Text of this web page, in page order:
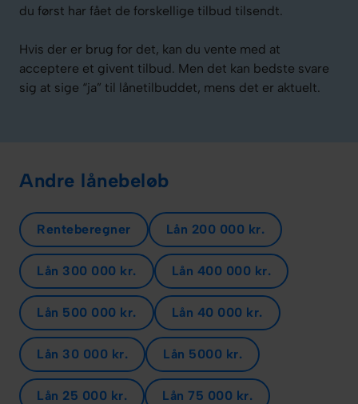
du først har fået de forskellige tilbud tilsendt.
Hvis der er brug for det, kan du vente med at
acceptere et givent tilbud. Men det kan bedste svare
sig at sige “ja” til lånetilbuddet, mens det er aktuelt.
Andre lånebeløb
Renteberegner Lån 200 000 kr.
Lån 300 000 kr. Lån 400 000 kr.
Lån 500 000 kr. Lån 40 000 kr.
Lån 30 000 kr. Lån 5000 kr.
Lån 25 000 kr. Lån 75 000 kr.